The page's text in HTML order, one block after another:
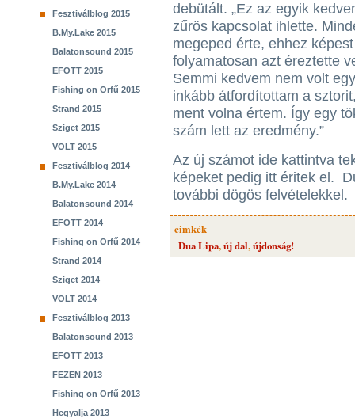
Fesztiválblog 2015
B.My.Lake 2015
Balatonsound 2015
EFOTT 2015
Fishing on Orfű 2015
Strand 2015
Sziget 2015
VOLT 2015
Fesztiválblog 2014
B.My.Lake 2014
Balatonsound 2014
EFOTT 2014
Fishing on Orfű 2014
Strand 2014
Sziget 2014
VOLT 2014
Fesztiválblog 2013
Balatonsound 2013
EFOTT 2013
FEZEN 2013
Fishing on Orfű 2013
Hegyalja 2013
debütált. „Ez az egyik
zűrös kapcsolat ihlette.
megeped érte, ehhez
folyamatosan azt éreztette
Semmi kedvem nem volt
inkább átfordítottam a
ment volna értem. Így egy
szám lett az eredmény.”
Az új számot ide kattintva
képeket pedig itt éritek el.
további dögös felvételekkel.
cimkék
Dua Lipa,új dal,újdonság!